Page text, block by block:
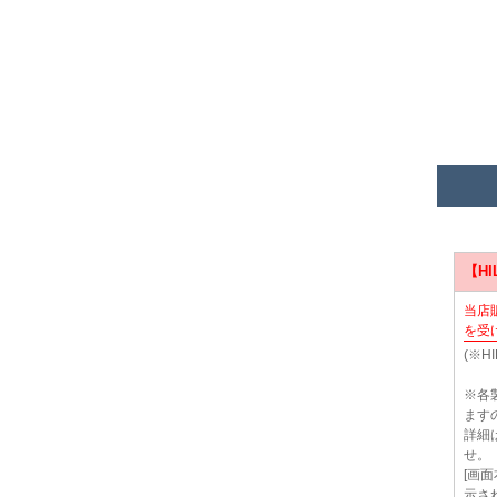
【
当店
を受
※各
ます
詳細
せ。
[画